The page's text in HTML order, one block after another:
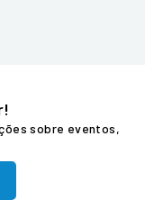
sobre eventos,